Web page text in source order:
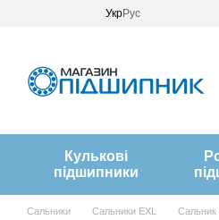
Перейти до основного контенту
УкрРус
Кулькові
підшипники
Сальники Сальники EXL Сальник